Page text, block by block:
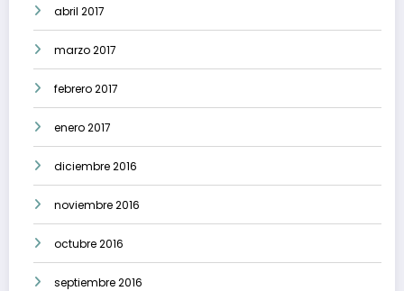
abril 2017
marzo 2017
febrero 2017
enero 2017
diciembre 2016
noviembre 2016
octubre 2016
septiembre 2016